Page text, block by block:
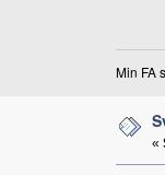
Min FA
«